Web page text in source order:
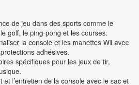
de jeu dans des sports comme le
golf, le ping-pong et les courses.
la console et les manettes Wii avec
adhésives.
spécifiques pour les jeux de tir,
et l’entretien de la console avec le sac et